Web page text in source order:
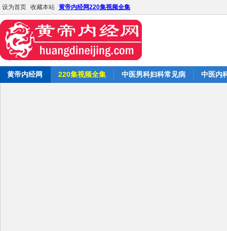
设为首页 收藏本站 黄帝内经网220集视频全集
黄帝内经网 220集视频全集 中医男科妇科常见病 中医内